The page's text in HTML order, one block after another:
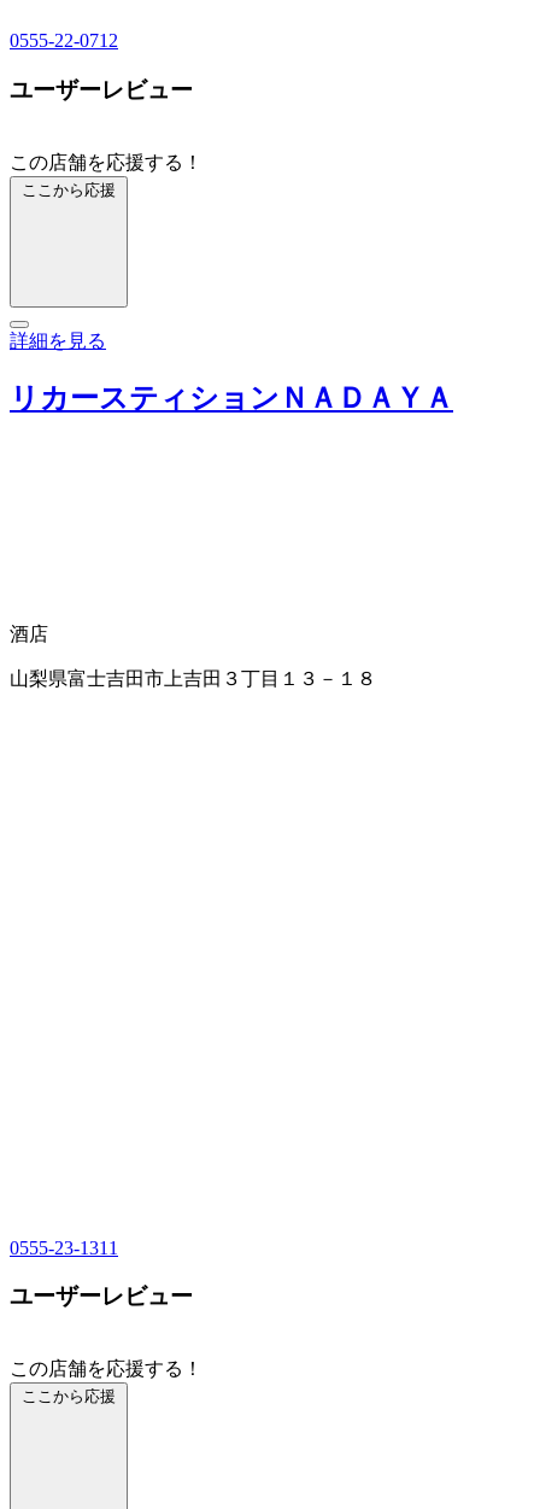
0555-22-0712
ユーザーレビュー
この店舗を応援する！
ここから応援
詳細を見る
リカースティションＮＡＤＡＹＡ
酒店
山梨県富士吉田市上吉田３丁目１３－１８
0555-23-1311
ユーザーレビュー
この店舗を応援する！
ここから応援